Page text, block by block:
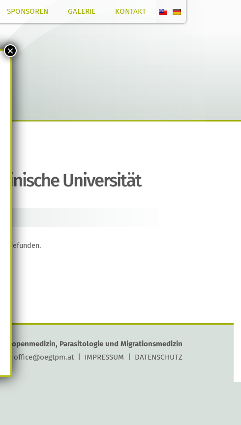
SPONSOREN GALERIE KONTAKT
Universität
gefunden.
Tropenmedizin, Parasitologie und Migrationsmedizin
office@oegtpm.at| IMPRESSUM DATENSCHUTZ
×